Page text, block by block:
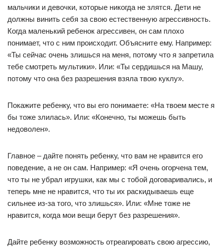
мальчики и девочки, которые никогда не злятся. Дети не
должны винить себя за свою естественную агрессивность.
Когда маленький ребенок агрессивен, он сам плохо
понимает, что с ним происходит. Объясните ему. Например:
«Ты сейчас очень злишься на меня, потому что я запретила
тебе смотреть мультики». Или: «Ты сердишься на Машу,
потому что она без разрешения взяла твою куклу».
Покажите ребенку, что вы его понимаете: «На твоем месте я
бы тоже злилась». Или: «Конечно, ты можешь быть
недоволен».
Главное – дайте понять ребенку, что вам не нравится его
поведение, а не он сам. Например: «Я очень огорчена тем,
что ты не убрал игрушки, как мы с тобой договаривались, и
теперь мне не нравится, что ты их раскидываешь еще
сильнее из-за того, что злишься». Или: «Мне тоже не
нравится, когда мои вещи берут без разрешения».
Дайте ребенку возможность отреагировать свою агрессию,